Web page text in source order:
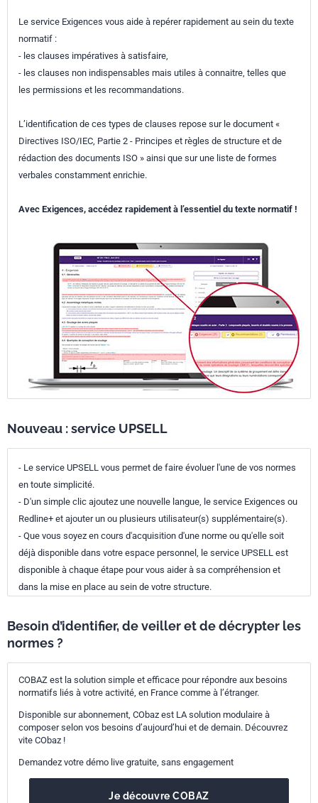
Le service Exigences vous aide à repérer rapidement au sein du texte
normatif :
- les clauses impératives à satisfaire,
- les clauses non indispensables mais utiles à connaitre, telles que
les permissions et les recommandations.
L’identification de ces types de clauses repose sur le document «
Directives ISO/IEC, Partie 2 - Principes et règles de structure et de
rédaction des documents ISO » ainsi que sur une liste de formes
verbales constamment enrichie.
Avec Exigences, accédez rapidement à l’essentiel du texte normatif !
Nouveau : service UPSELL
- Le service UPSELL vous permet de faire évoluer l'une de vos normes
en toute simplicité.
- D'un simple clic ajoutez une nouvelle langue, le service Exigences ou
Redline+ et ajouter un ou plusieurs utilisateur(s) supplémentaire(s).
- Que vous soyez en cours d'acquisition d'une norme ou qu'elle soit
déjà disponible dans votre espace personnel, le service UPSELL est
disponible à chaque étape pour vous aider à sa compréhension et
dans la mise en place au sein de votre structure.
Besoin d’identifier, de veiller et de décrypter les
normes ?
COBAZ est la solution simple et efficace pour répondre aux besoins
normatifs liés à votre activité, en France comme à l’étranger.
Disponible sur abonnement, CObaz est LA solution modulaire à
composer selon vos besoins d’aujourd’hui et de demain. Découvrez
vite CObaz !
Demandez votre démo live gratuite, sans engagement
Je découvre COBAZ